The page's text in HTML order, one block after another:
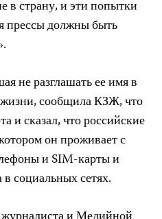
в страну, и эти попытки
прессы должны быть
не разглашать ее имя в
сообщила КЗЖ, что
и сказал, что российские
он проживает с
и SIM-карты и
социальных сетях.